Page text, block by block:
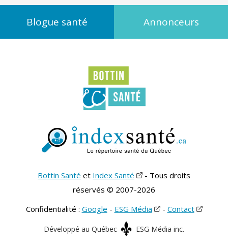
Blogue santé Annonceurs
Bottin Santé et Index Santé
- Tous droits
réservés © 2007-2026
Confidentialité : Google - ESG Média - Contact
Développé au Québec ESG Média inc.